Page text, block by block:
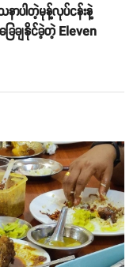
ာပါတဲ့မုန့်လုပ်ငန်းနဲ့
ေချနိုင်ခဲ့တဲ့ Eleven